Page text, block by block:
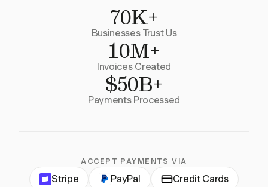
70K+
Businesses Trust Us
10M+
Invoices Created
$50B+
Payments Processed
ACCEPT PAYMENTS VIA
Stripe PayPal Credit Cards